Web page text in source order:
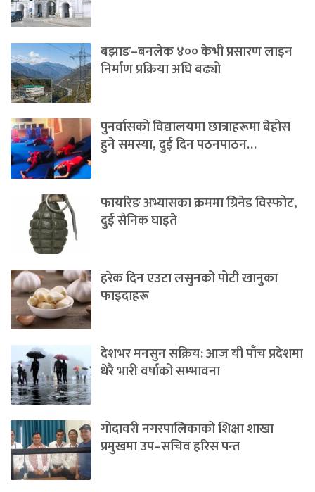
बझाङ–बनलेक ४०० केभी प्रसारण लाइन
निर्माण प्रक्रिया अघि बढ्यो
पुनर्वासको विद्यालयमा छात्राहरूमा बेहोस
हुने समस्या, दुई दिन पठनपाठन…
फायरिङ अभ्यासका क्रममा ग्रिनेड विस्फोट,
दुई सैनिक घाइते
हरेक दिन एउटा लसुनको पोटी खानुका
फाइदाहरू
देशभर मनसुन सक्रिय: आज यी पाँच प्रदेशमा
धेरै भारी वर्षाको सम्भावना
गोदावरी नगरपालिकाको शिक्षा शाखा
प्रमुखमा उप–सचिव हरिस पन्त